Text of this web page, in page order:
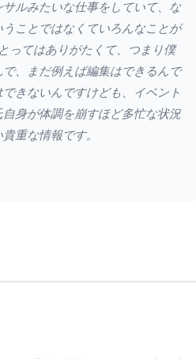
ルみたいな仕事をしていて、な
ことではなくていろんなことが
ってはありがたくて、つまり僕
、まだ例えば編集はできるんで
きないんですけども、イベント
身が体調を崩すほど多忙な状況
重な情報です。